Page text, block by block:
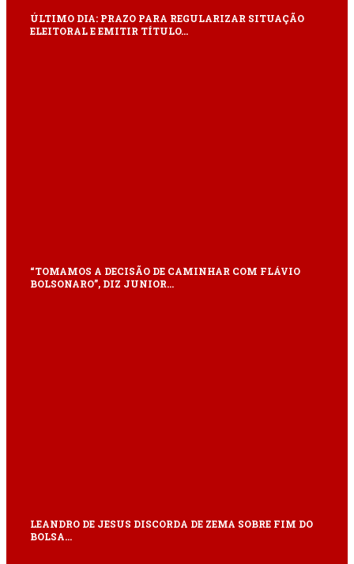
ÚLTIMO DIA: PRAZO PARA REGULARIZAR SITUAÇÃO
ELEITORAL E EMITIR TÍTULO…
“TOMAMOS A DECISÃO DE CAMINHAR COM FLÁVIO
BOLSONARO”, DIZ JUNIOR…
LEANDRO DE JESUS DISCORDA DE ZEMA SOBRE FIM DO
BOLSA…